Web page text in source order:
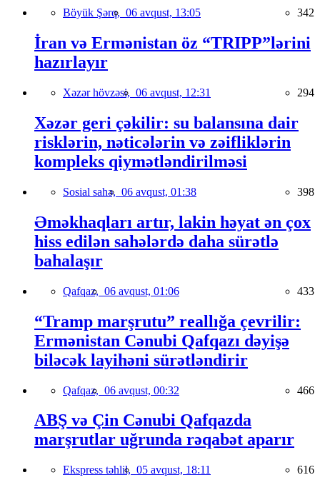
Böyük Şərq, 06 avqust, 13:05 342
İran və Ermənistan öz “TRIPP”lərini
hazırlayır
Xəzər hövzəsi, 06 avqust, 12:31 294
Xəzər geri çəkilir: su balansına dair
risklərin, nəticələrin və zəifliklərin
kompleks qiymətləndirilməsi
Sosial sahə, 06 avqust, 01:38 398
Əməkhaqları artır, lakin həyat ən çox
hiss edilən sahələrdə daha sürətlə
bahalaşır
Qafqaz, 06 avqust, 01:06 433
“Tramp marşrutu” reallığa çevrilir:
Ermənistan Cənubi Qafqazı dəyişə
biləcək layihəni sürətləndirir
Qafqaz, 06 avqust, 00:32 466
ABŞ və Çin Cənubi Qafqazda
marşrutlar uğrunda rəqabət aparır
Ekspress təhlil, 05 avqust, 18:11 616